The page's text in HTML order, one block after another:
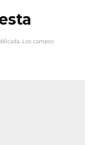
Los campos